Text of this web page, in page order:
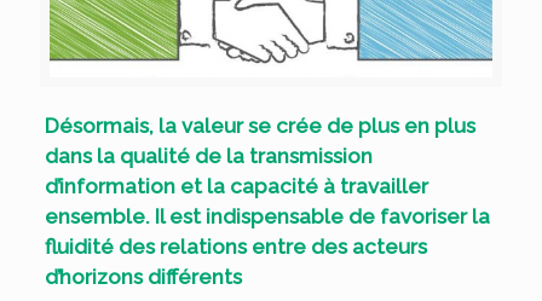
Désormais, la valeur se crée de plus en plus
dans la qualité de la transmission
d’information et la capacité à travailler
ensemble. Il est indispensable de favoriser la
fluidité des relations entre des acteurs
d’horizons différents